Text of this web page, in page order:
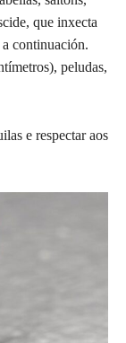
que inxecta
continuación.
peludas,
e respectar aos